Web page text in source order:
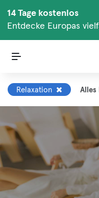
14 Tage kostenlos
Entdecke Europas
Relaxation Alles